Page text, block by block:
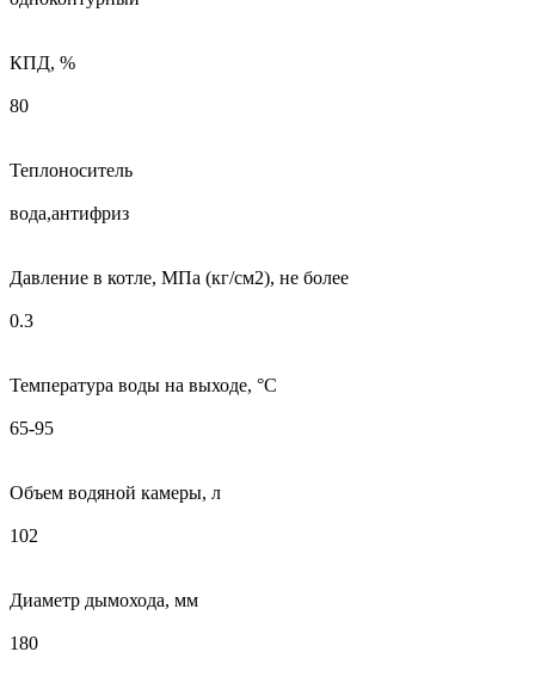
КПД, %
80
Теплоноситель
вода,антифриз
Давление в котле, МПа (кг/см2), не более
0.3
Температура воды на выходе, °С
65-95
Объем водяной камеры, л
102
Диаметр дымохода, мм
180